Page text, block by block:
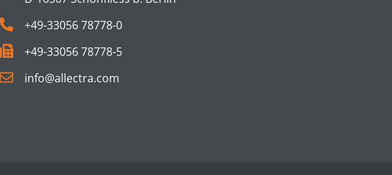
+49-33056 78778-0
+49-33056 78778-5
info@allectra.com